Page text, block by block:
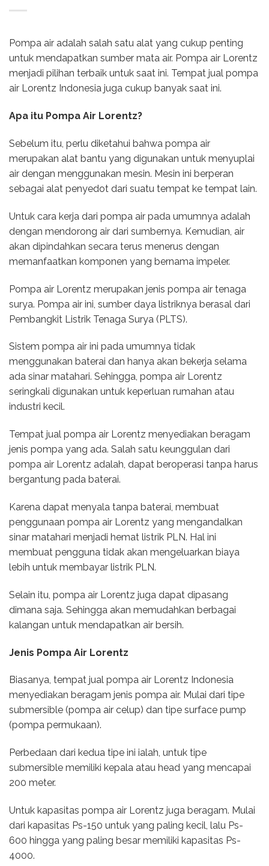
Pompa air adalah salah satu alat yang cukup penting
untuk mendapatkan sumber mata air. Pompa air Lorentz
menjadi pilihan terbaik untuk saat ini. Tempat jual pompa
air Lorentz Indonesia juga cukup banyak saat ini.
Apa itu Pompa Air Lorentz?
Sebelum itu, perlu diketahui bahwa pompa air
merupakan alat bantu yang digunakan untuk menyuplai
air dengan menggunakan mesin. Mesin ini berperan
sebagai alat penyedot dari suatu tempat ke tempat lain.
Untuk cara kerja dari pompa air pada umumnya adalah
dengan mendorong air dari sumbernya. Kemudian, air
akan dipindahkan secara terus menerus dengan
memanfaatkan komponen yang bernama impeler.
Pompa air Lorentz merupakan jenis pompa air tenaga
surya. Pompa air ini, sumber daya listriknya berasal dari
Pembangkit Listrik Tenaga Surya (PLTS).
Sistem pompa air ini pada umumnya tidak
menggunakan baterai dan hanya akan bekerja selama
ada sinar matahari. Sehingga, pompa air Lorentz
seringkali digunakan untuk keperluan rumahan atau
industri kecil.
Tempat jual pompa air Lorentz menyediakan beragam
jenis pompa yang ada. Salah satu keunggulan dari
pompa air Lorentz adalah, dapat beroperasi tanpa harus
bergantung pada baterai.
Karena dapat menyala tanpa baterai, membuat
penggunaan pompa air Lorentz yang mengandalkan
sinar matahari menjadi hemat listrik PLN. Hal ini
membuat pengguna tidak akan mengeluarkan biaya
lebih untuk membayar listrik PLN.
Selain itu, pompa air Lorentz juga dapat dipasang
dimana saja. Sehingga akan memudahkan berbagai
kalangan untuk mendapatkan air bersih.
Jenis Pompa Air Lorentz
Biasanya, tempat jual pompa air Lorentz Indonesia
menyediakan beragam jenis pompa air. Mulai dari tipe
submersible (pompa air celup) dan tipe surface pump
(pompa permukaan).
Perbedaan dari kedua tipe ini ialah, untuk tipe
submersible memiliki kepala atau head yang mencapai
200 meter.
Untuk kapasitas pompa air Lorentz juga beragam. Mulai
dari kapasitas Ps-150 untuk yang paling kecil, lalu Ps-
600 hingga yang paling besar memiliki kapasitas Ps-
4000.